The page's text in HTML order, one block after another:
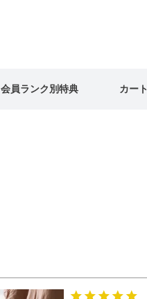
会員ランク別特典 カート